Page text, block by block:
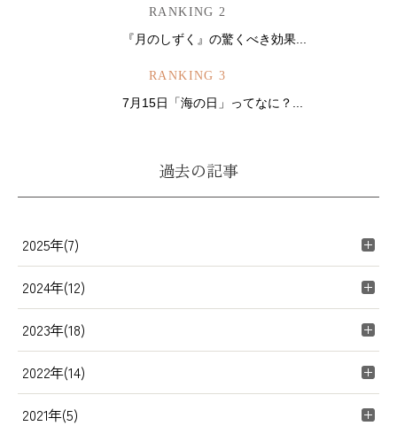
RANKING 2
『月のしずく』の驚くべき効果...
RANKING 3
7月15日「海の日」ってなに？...
過去の記事
2025年(7)
2024年(12)
2023年(18)
2022年(14)
2021年(5)